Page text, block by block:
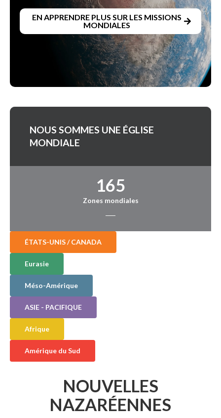
EN APPRENDRE PLUS SUR LES MISSIONS
MONDIALES
NOUS SOMMES UNE ÉGLISE
MONDIALE
165
Zones mondiales
ÉTATS-UNIS / CANADA
Eurasie
Méso-Amérique
ASIE - PACIFIQUE
Afrique
Amérique du Sud
NOUVELLES
NAZARÉENNES